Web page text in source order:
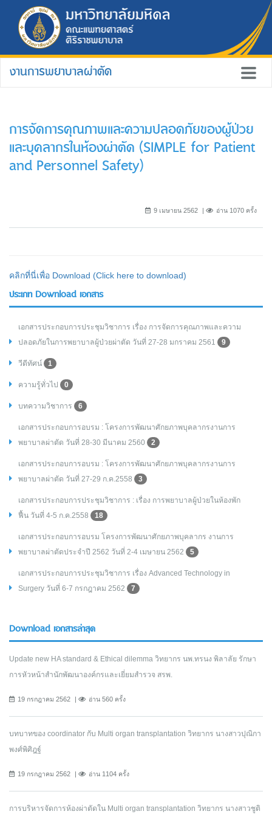
งานการพยาบาลผ่าตัด
การจัดการคุณภาพและความปลอดภัยของผู้ป่วย
และบุคลากรในห้องผ่าตัด (SIMPLE for Patient
and Personnel Safety)
9 เมษายน 2562 อ่าน 1070 ครั้ง
คลิกที่นี่เพื่อ Download (Click here to download)
ประเภท Download เอกสาร
เอกสารประกอบการประชุมวิชาการ เรื่อง การจัดการคุณภาพและความ
ปลอดภัยในการพยาบาลผู้ป่วยผ่าตัด วันที่ 27-28 มกราคม 2561
9
วีดีทัศน์ 1
ความรู้ทั่วไป 0
บทความวิชาการ 6
เอกสารประกอบการอบรม : โครงการพัฒนาศักยภาพบุคลากรงานการ
พยาบาลผ่าตัด วันที่ 28-30 มีนาคม 2560
2
เอกสารประกอบการอบรม : โครงการพัฒนาศักยภาพบุคลากรงานการ
พยาบาลผ่าตัด วันที่ 27-29 ก.ค.2558
3
เอกสารประกอบการประชุมวิชาการ : เรื่อง การพยาบาลผู้ป่วยในห้องพัก
ฟื้น วันที่ 4-5 ก.ค.2558
18
เอกสารประกอบการอบรม โครงการพัฒนาศักยภาพบุคลากร งานการ
พยาบาลผ่าตัดประจำปี 2562 วันที่ 2-4 เมษายน 2562
5
เอกสารประกอบการประชุมวิชาการ เรื่อง Advanced Technology in
Surgery วันที่ 6-7 กรกฎาคม 2562
7
Download เอกสารล่าสุด
Update new HA standard & Ethical dilemma วิทยากร นพ.ทรนง พิลาลัย รักษา
การหัวหน้าสำนักพัฒนาองค์กรและเยี่ยมสำรวจ สรพ.
19 กรกฎาคม 2562 อ่าน 560 ครั้ง
บทบาทของ coordinator กับ Multi organ transplantation วิทยากร นางสาวปุณิกา
พงศ์พิศิฎฐ์
19 กรกฎาคม 2562 อ่าน 1104 ครั้ง
การบริหารจัดการห้องผ่าตัดใน Multi organ transplantation วิทยากร นางสาวชูติ